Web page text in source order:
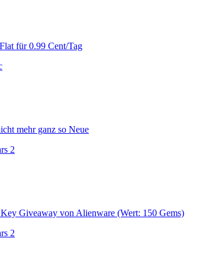
für 0.99 Cent/Tag
mehr ganz so Neue
2
Giveaway von Alienware (Wert: 150 Gems)
2